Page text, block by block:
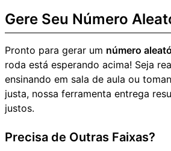
Gere Seu Número
Pronto para gerar um número
roda está esperando acima! Seja
ensinando em sala de aula ou
justa, nossa ferramenta entrega
justos.
Precisa de Outras Faixas?